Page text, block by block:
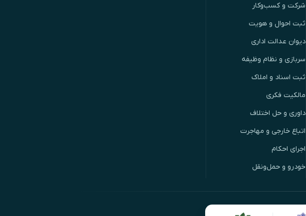
شرکت و کسب‌وکار
ثبت احوال و هویت
دیوان عدالت اداری
سربازی و نظام وظیفه
ثبت اسناد و املاک
مالکیت فکری
داوری و حل اختلاف
اتباع خارجی و مهاجرت
اجرای احکام
خودرو و حمل‌ونقل